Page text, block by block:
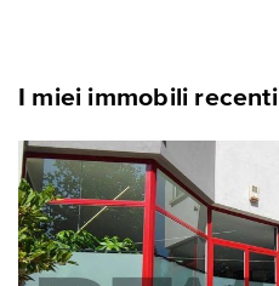
I miei immobili recenti